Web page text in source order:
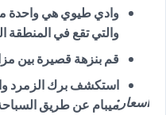
وادي طيوي هي واحدة
والتي تقع في المنطقة
قم بنزهة قصيرة بين
استكشف برك الزمرد
ميبام عن طريقأسعار: